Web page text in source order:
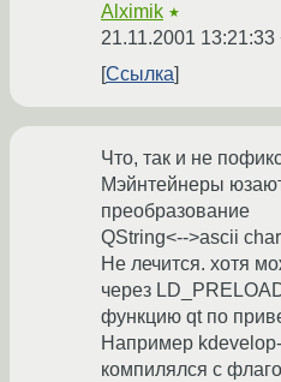
Alximik ★
21.11.2001 13:21:33
Ссылка
Что, так и не
Мэйнтейнеры
преобразование
QString<-->ascii char
Не лечится. хотя
через
функцию qt по
Например
компилялся с